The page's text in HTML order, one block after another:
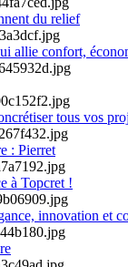
du relief
allie confort,
tous vos
: Pierret
à Topcret !
innovation et